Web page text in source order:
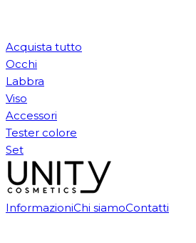
Acquista tutto
Occhi
Labbra
Viso
Accessori
Tester colore
Set
InformazioniChi siamoContatti